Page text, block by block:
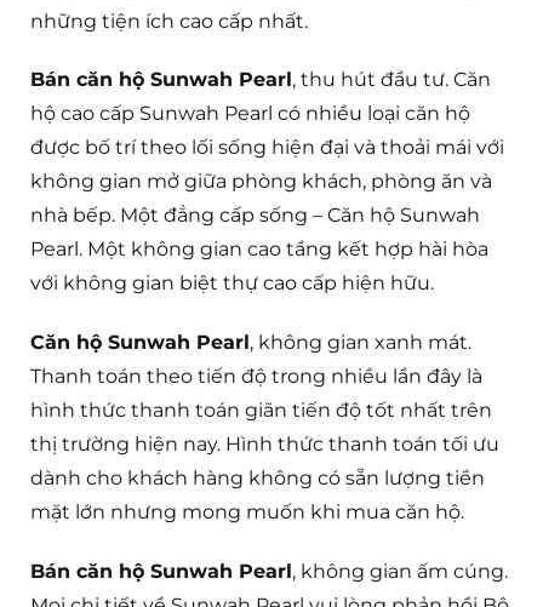
những tiện ích cao cấp nhất.
Bán căn hộ Sunwah Pearl, thu hút đầu tư. Căn
hộ cao cấp Sunwah Pearl có nhiều loại căn hộ
được bố trí theo lối sống hiện đại và thoải mái với
không gian mở giữa phòng khách, phòng ăn và
nhà bếp. Một đẳng cấp sống – Căn hộ Sunwah
Pearl. Một không gian cao tầng kết hợp hài hòa
với không gian biệt thự cao cấp hiện hữu.
Căn hộ Sunwah Pearl, không gian xanh mát.
Thanh toán theo tiến độ trong nhiều lần đây là
hình thức thanh toán giãn tiến độ tốt nhất trên
thị trường hiện nay. Hình thức thanh toán tối ưu
dành cho khách hàng không có sẵn lượng tiền
mặt lớn nhưng mong muốn khi mua căn hộ.
Bán căn hộ Sunwah Pearl, không gian ấm cúng.